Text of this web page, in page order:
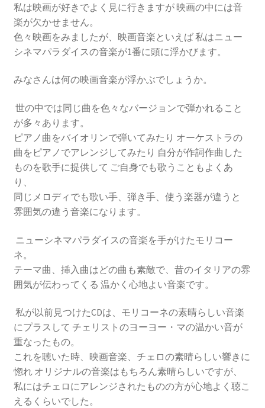
私は映画が好きでよく見に行きますが 映画の中には音
楽が欠かせません。
色々映画をみましたが、映画音楽といえば 私はニュー
シネマパラダイスの音楽が1番に頭に浮かびます。
みなさんは何の映画音楽が浮かぶでしょうか。
世の中では同じ曲を色々なバージョンで弾かれること
が多々あります。
ピアノ曲をバイオリンで弾いてみたり オーケストラの
曲をピアノでアレンジしてみたり 自分が作詞作曲した
ものを歌手に提供して ご自身でも歌うこともよくあ
り、
同じメロディでも歌い手、弾き手、使う楽器が違うと
雰囲気の違う音楽になります。
ニューシネマパラダイスの音楽を手がけたモリコー
ネ。
テーマ曲、挿入曲はどの曲も素敵で、昔のイタリアの雰
囲気が伝わってくる 温かく心地よい音楽です。
私が以前見つけたCDは、モリコーネの素晴らしい音楽
にプラスして チェリストのヨーヨー・マの温かい音が
重なったもの。
これを聴いた時、映画音楽、チェロの素晴らしい響きに
惚れ オリジナルの音楽はもちろん素晴らしいですが、
私にはチェロにアレンジされたものの方が心地よく聴こ
えるくらいでした。